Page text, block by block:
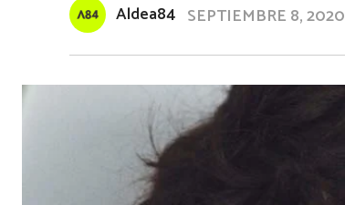
Aldea84 SEPTIEMBRE 8, 2020